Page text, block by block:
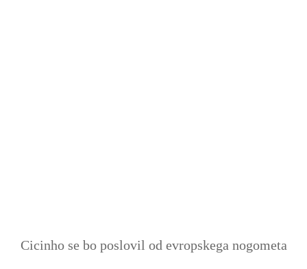
Cicinho se bo poslovil od evropskega nogometa